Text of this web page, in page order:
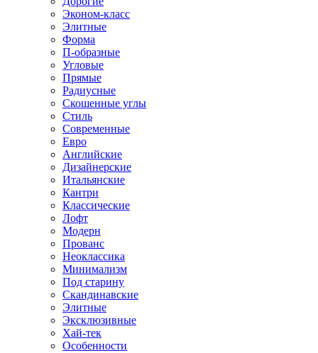
Эконом-класс
Элитные
Форма
П-образные
Угловые
Прямые
Радиусные
Скошенные углы
Стиль
Современные
Евро
Английские
Дизайнерские
Итальянские
Кантри
Классические
Лофт
Модерн
Прованс
Неоклассика
Минимализм
Под старину
Скандинавские
Элитные
Эксклюзивные
Хай-тек
Особенности